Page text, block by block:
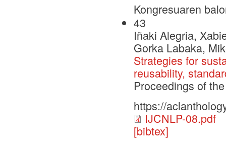
Kongresuaren
43
Iñaki Alegria,
Gorka Labaka,
Strategies for
reusability,
Proceedings of
https://
IJCNLP-08.pdf
[bibtex]